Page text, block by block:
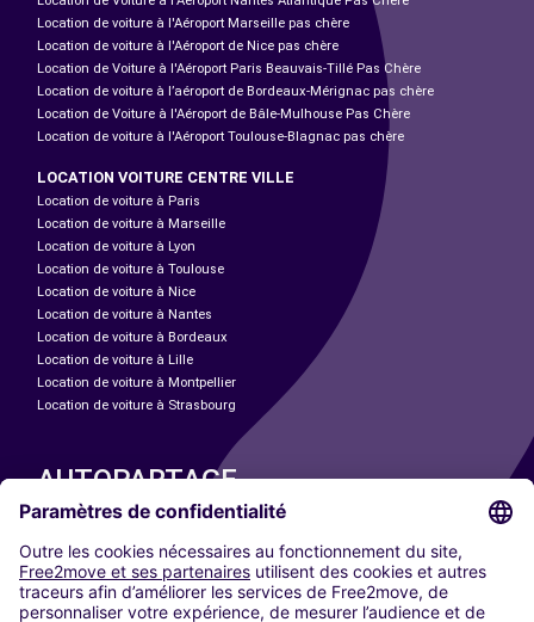
Location de voiture à l'Aéroport Marseille pas chère
Location de voiture à l'Aéroport de Nice pas chère
Location de Voiture à l'Aéroport Paris Beauvais-Tillé Pas Chère
Location de voiture à l’aéroport de Bordeaux-Mérignac pas chère
Location de Voiture à l'Aéroport de Bâle-Mulhouse Pas Chère
Location de voiture à l'Aéroport Toulouse-Blagnac pas chère
LOCATION VOITURE CENTRE VILLE
Location de voiture à Paris
Location de voiture à Marseille
Location de voiture à Lyon
Location de voiture à Toulouse
Location de voiture à Nice
Location de voiture à Nantes
Location de voiture à Bordeaux
Location de voiture à Lille
Location de voiture à Montpellier
Location de voiture à Strasbourg
AUTOPARTAGE
Paris
Madrid
Washington DC
Milan